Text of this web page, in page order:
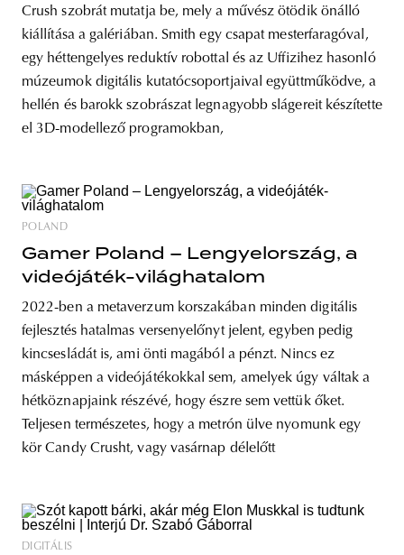
Crush szobrát mutatja be, mely a művész ötödik önálló
kiállítása a galériában. Smith egy csapat mesterfaragóval,
egy héttengelyes reduktív robottal és az Uffizihez hasonló
múzeumok digitális kutatócsoportjaival együttműködve, a
hellén és barokk szobrászat legnagyobb slágereit készítette
el 3D-modellező programokban,
POLAND
Gamer Poland – Lengyelország, a
videójáték-világhatalom
2022-ben a metaverzum korszakában minden digitális
fejlesztés hatalmas versenyelőnyt jelent, egyben pedig
kincsesládát is, ami önti magából a pénzt. Nincs ez
másképpen a videójátékokkal sem, amelyek úgy váltak a
hétköznapjaink részévé, hogy észre sem vettük őket.
Teljesen természetes, hogy a metrón ülve nyomunk egy
kör Candy Crusht, vagy vasárnap délelőtt
DIGITÁLIS